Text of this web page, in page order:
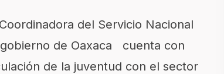
del Servicio Nacional
de Oaxaca cuenta con
de la juventud con el sector